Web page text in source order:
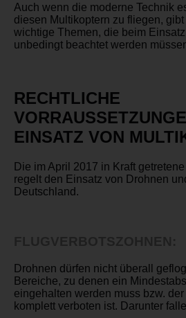
Auch wenn die moderne Technik
diesen Multikoptern zu fliegen,
wichtige Themen, die beim
unbedingt beachtet werden
RECHTLICHE
EINSATZ VON
Die im April 2017 in Kraft
regelt den Einsatz von Drohnen
Deutschland.
Drohnen dürfen nicht überall
Bereiche, zu denen ein
eingehalten werden muss bzw.
komplett verboten ist. Darunter